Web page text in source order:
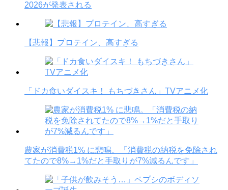
2026が発表される
【悲報】プロテイン、高すぎる
「ドカ食いダイスキ！ もちづきさん」TVアニメ化
農家が消費税1% に悲鳴。「消費税の納税を免除され
てたので8%→1%だと手取りが7%減るんです」